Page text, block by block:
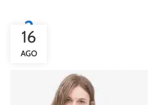
w2
16
AGO